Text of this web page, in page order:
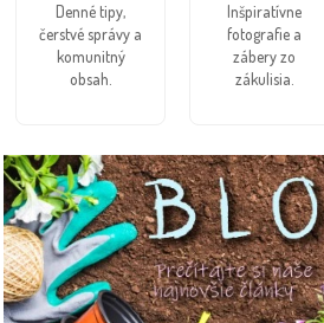
Denné tipy,
čerstvé správy a
komunitný
obsah.
Inšpiratívne
fotografie a
zábery zo
zákulisia.